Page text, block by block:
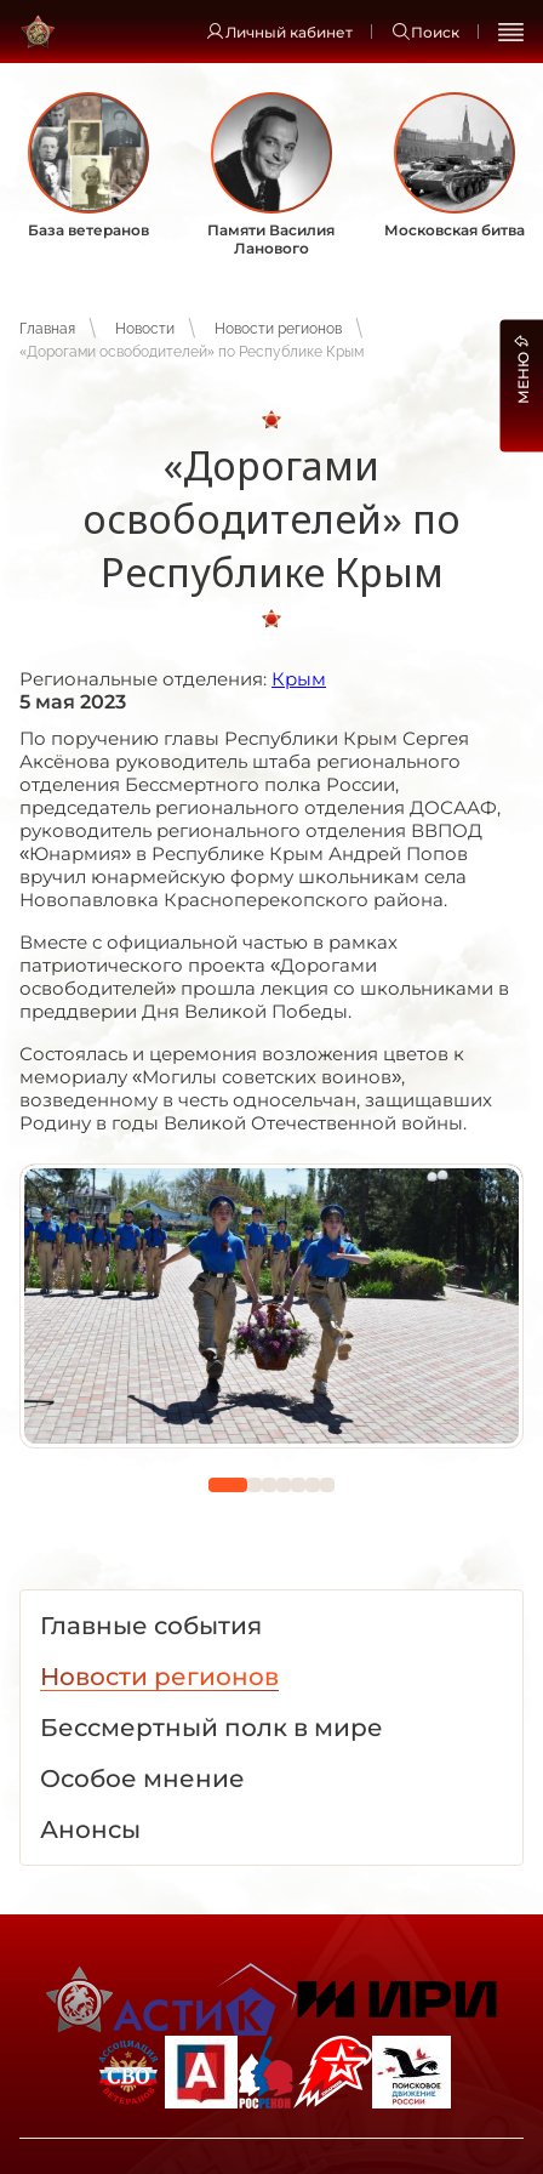
Личный кабинет Поиск
База ветеранов
Памяти Василия
Ланового
Московская битва
Главная Новости
Новости регионов
«Дорогами освободителей» по Республике Крым
«Дорогами
освободителей» по
Республике Крым
Региональные отделения: Крым
5 мая 2023
По поручению главы Республики Крым Сергея
Аксёнова руководитель штаба регионального
отделения Бессмертного полка России,
председатель регионального отделения ДОСААФ,
руководитель регионального отделения ВВПОД
«Юнармия» в Республике Крым Андрей Попов
вручил юнармейскую форму школьникам села
Новопавловка Красноперекопского района.
Вместе с официальной частью в рамках
патриотического проекта «Дорогами
освободителей» прошла лекция со школьниками в
преддверии Дня Великой Победы.
Состоялась и церемония возложения цветов к
мемориалу «Могилы советских воинов»,
возведенному в честь односельчан, защищавших
Родину в годы Великой Отечественной войны.
Главные события
Новости регионов
Бессмертный полк в мире
Особое мнение
Анонсы
МЕНЮ